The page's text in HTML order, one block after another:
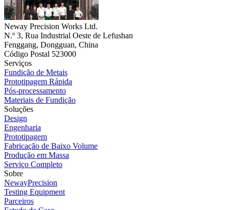
Neway Precision Works Ltd.
N.º 3, Rua Industrial Oeste de Lefushan
Fenggang, Dongguan, China
Código Postal 523000
Serviços
Fundição de Metais
Prototipagem Rápida
Pós-processamento
Materiais de Fundição
Soluções
Design
Engenharia
Prototipagem
Fabricação de Baixo Volume
Produção em Massa
Serviço Completo
Sobre
NewayPrecision
Testing Equipment
Parceiros